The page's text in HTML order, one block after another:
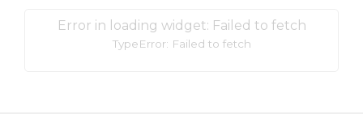
Error in loading widget: Failed to fetch
TypeError: Failed to fetch